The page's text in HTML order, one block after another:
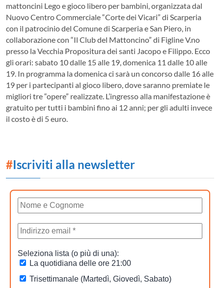
mattoncini Lego e gioco libero per bambini, organizzata dal
Nuovo Centro Commerciale “Corte dei Vicari” di Scarperia
con il patrocinio del Comune di Scarperia e San Piero, in
collaborazione con “Il Club del Mattoncino” di Figline V.no
presso la Vecchia Propositura dei santi Jacopo e Filippo. Ecco
gli orari: sabato 10 dalle 15 alle 19, domenica 11 dalle 10 alle
19. In programma la domenica ci sarà un concorso dalle 16 alle
19 per i partecipanti al gioco libero, dove saranno premiate le
migliori tre “opere” realizzate. L’ingresso alla manifestazione è
gratuito per tutti i bambini fino ai 12 anni; per gli adulti invece
il costo è di 5 euro.
#Iscriviti alla newsletter